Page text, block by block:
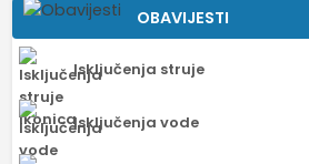
OBAVIJESTI
Isključenja struje
Isključenja vode